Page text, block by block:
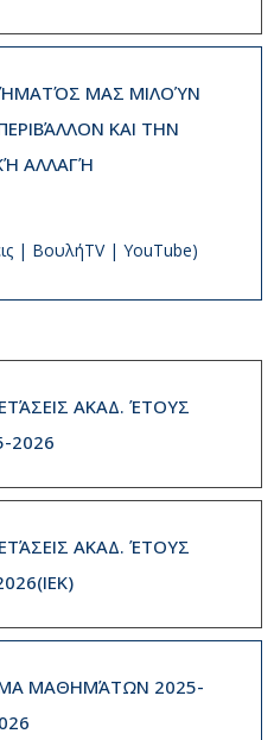
ΜΑΣ ΜΙΛΟΎΝ
ΚΑΙ ΤΗΝ
ΑΛΛΑΓΉ
| ΒουλήTV | YouTube)
ΑΚΑΔ. ΈΤΟΥΣ
2026
ΑΚΑΔ. ΈΤΟΥΣ
ΜΑΘΗΜΆΤΩΝ 2025-